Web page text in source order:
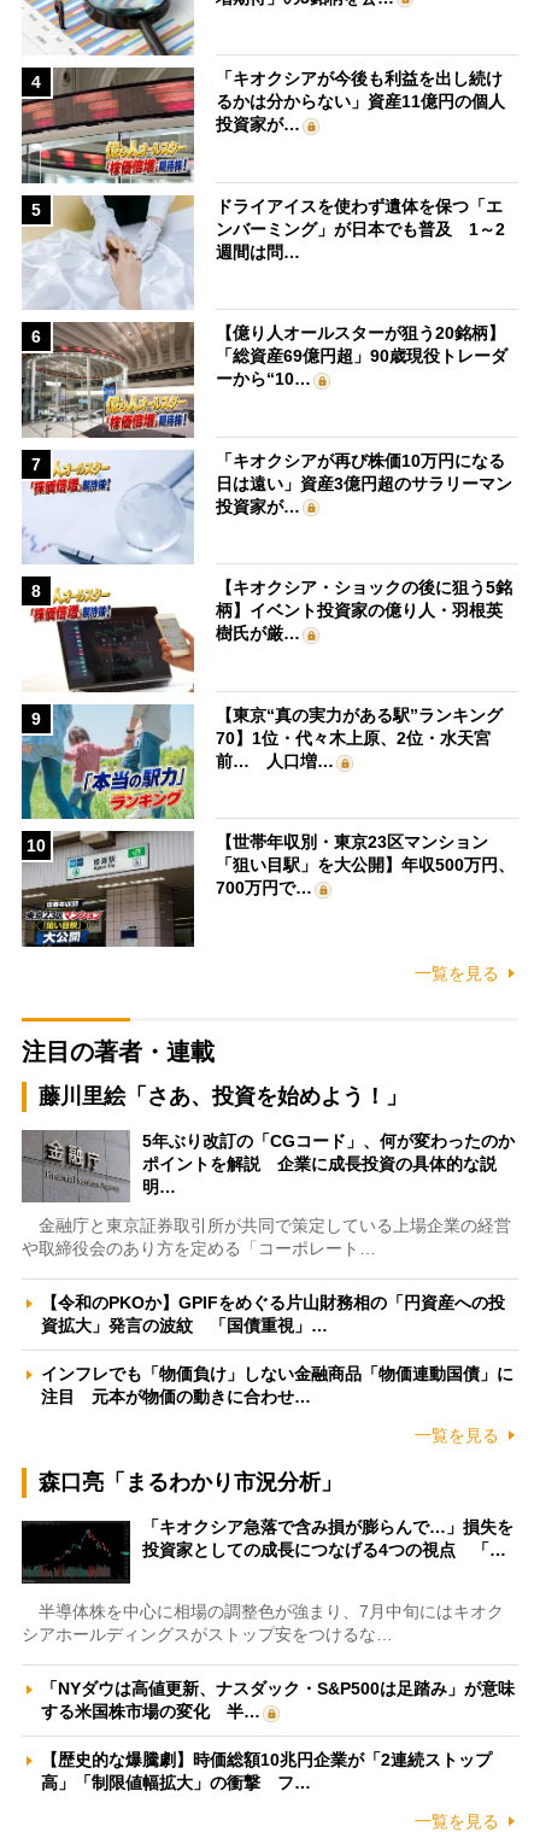
4
「キオクシアが今後も利益を出し続け
るかは分からない」資産11億円の個人
投資家が…
5
ドライアイスを使わず遺体を保つ「エ
ンバーミング」が日本でも普及 1～2
週間は問…
6
【億り人オールスターが狙う20銘柄】
「総資産69億円超」90歳現役トレーダ
ーから“10…
7
「キオクシアが再び株価10万円になる
日は遠い」資産3億円超のサラリーマン
投資家が…
8
【キオクシア・ショックの後に狙う5銘
柄】イベント投資家の億り人・羽根英
樹氏が厳…
9
【東京“真の実力がある駅”ランキング
70】1位・代々木上原、2位・水天宮
前… 人口増…
10
【世帯年収別・東京23区マンション
「狙い目駅」を大公開】年収500万円、
700万円で…
一覧を見る
注目の著者・連載
藤川里絵「さあ、投資を始めよう！」
5年ぶり改訂の「CGコード」、何が変わったのか
ポイントを解説 企業に成長投資の具体的な説
明…
金融庁と東京証券取引所が共同で策定している上場企業の経営
や取締役会のあり方を定める「コーポレート…
【令和のPKOか】GPIFをめぐる片山財務相の「円資産への投
資拡大」発言の波紋 「国債重視」…
インフレでも「物価負け」しない金融商品「物価連動国債」に
注目 元本が物価の動きに合わせ…
一覧を見る
森口亮「まるわかり市況分析」
「キオクシア急落で含み損が膨らんで…」損失を
投資家としての成長につなげる4つの視点 「…
半導体株を中心に相場の調整色が強まり、7月中旬にはキオク
シアホールディングスがストップ安をつけるな…
「NYダウは高値更新、ナスダック・S&P500は足踏み」が意味
する米国株市場の変化 半…
【歴史的な爆騰劇】時価総額10兆円企業が「2連続ストップ
高」「制限値幅拡大」の衝撃 フ…
一覧を見る